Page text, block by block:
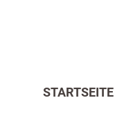
STARTSEITE